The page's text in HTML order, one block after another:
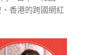
香港的跨國網紅